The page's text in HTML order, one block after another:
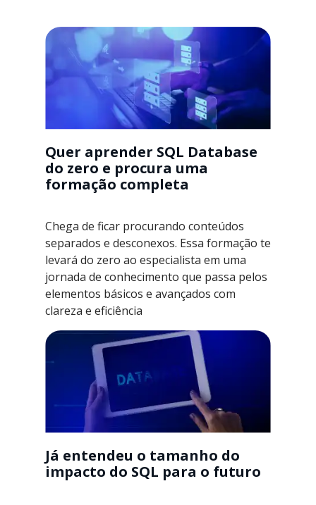
Quer aprender SQL Database
do zero e procura uma
formação completa
Chega de ficar procurando conteúdos
separados e desconexos. Essa formação te
levará do zero ao especialista em uma
jornada de conhecimento que passa pelos
elementos básicos e avançados com
clareza e eficiência
Já entendeu o tamanho do
impacto do SQL para o futuro